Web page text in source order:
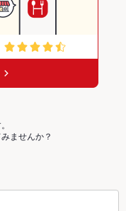
ませんか？